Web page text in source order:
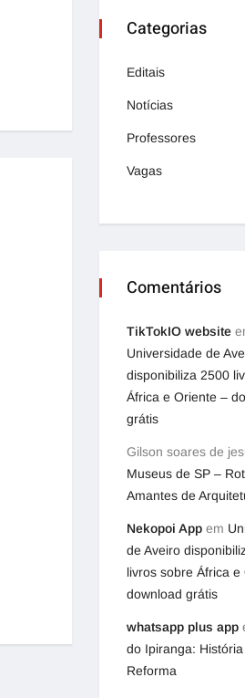
Categorias
Editais
Notícias
Professores
Vagas
Comentários
TikTokIO website
Universidade de
disponibiliza 2500
África e Oriente –
grátis
Gilson soares de
Museus de SP –
Amantes de
Nekopoi App em
de Aveiro
livros sobre África e
download grátis
whatsapp plus app
do Ipiranga: História
Reforma